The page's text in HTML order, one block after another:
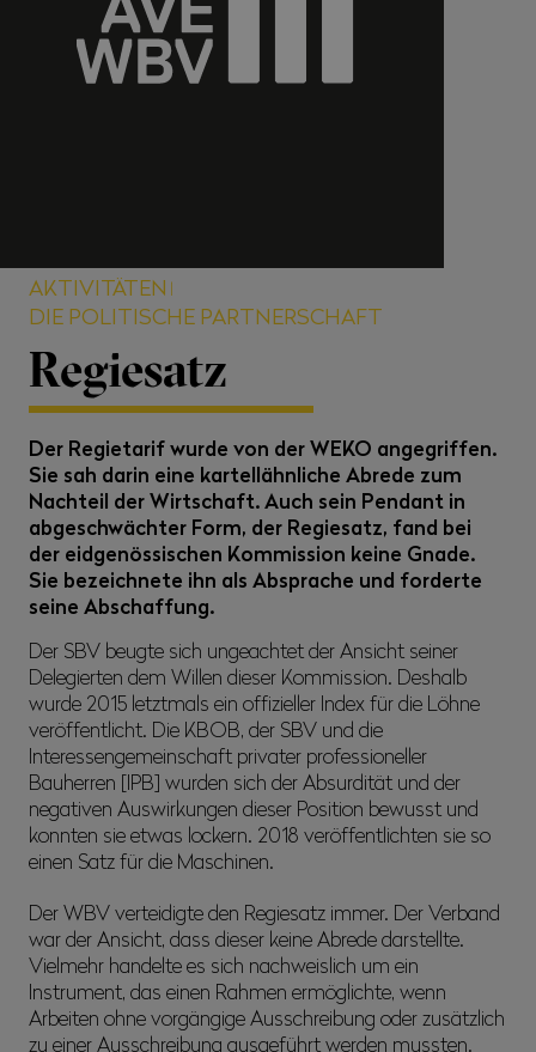
AKTIVITÄTEN
DIE POLITISCHE PARTNERSCHAFT
Regiesatz
Der Regietarif wurde von der WEKO angegriffen.
Sie sah darin eine kartellähnliche Abrede zum
Nachteil der Wirtschaft. Auch sein Pendant in
abgeschwächter Form, der Regiesatz, fand bei
der eidgenössischen Kommission keine Gnade.
Sie bezeichnete ihn als Absprache und forderte
seine Abschaffung.
Der SBV beugte sich ungeachtet der Ansicht seiner
Delegierten dem Willen dieser Kommission. Deshalb
wurde 2015 letztmals ein offizieller Index für die Löhne
veröffentlicht. Die KBOB, der SBV und die
Interessengemeinschaft privater professioneller
Bauherren [IPB] wurden sich der Absurdität und der
negativen Auswirkungen dieser Position bewusst und
konnten sie etwas lockern. 2018 veröffentlichten sie so
einen Satz für die Maschinen.
Der WBV verteidigte den Regiesatz immer. Der Verband
war der Ansicht, dass dieser keine Abrede darstellte.
Vielmehr handelte es sich nachweislich um ein
Instrument, das einen Rahmen ermöglichte, wenn
Arbeiten ohne vorgängige Ausschreibung oder zusätzlich
zu einer Ausschreibung ausgeführt werden mussten.